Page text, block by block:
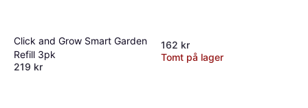
Click and Grow Smart Garden
Refill 3pk
219 kr
162 kr
Tomt på lager